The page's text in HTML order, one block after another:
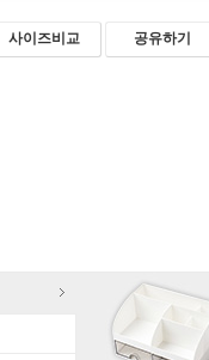
사이즈비교 공유하기